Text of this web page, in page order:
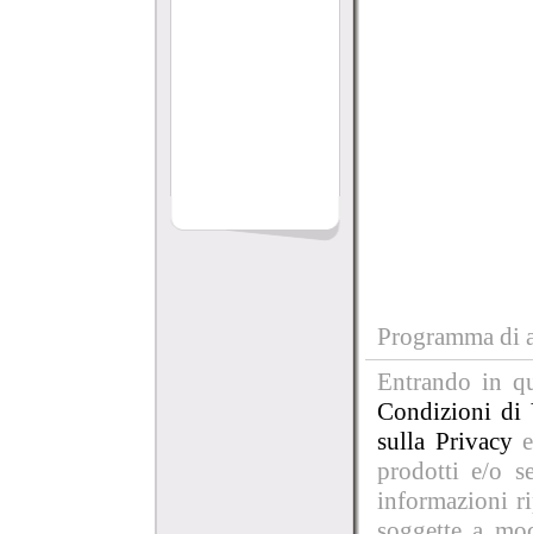
Programma di
Entrando in
Condizioni di
sulla Privacy
prodotti e/o
informazioni